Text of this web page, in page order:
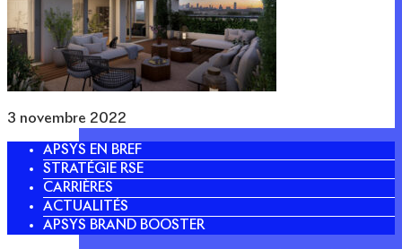
3 novembre 2022
APSYS EN BREF
STRATÉGIE RSE
CARRIÈRES
ACTUALITÉS
APSYS BRAND BOOSTER